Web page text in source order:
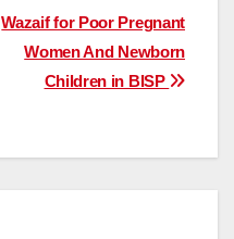
Wazaif for Poor Pregnant
Women And Newborn
Children in BISP